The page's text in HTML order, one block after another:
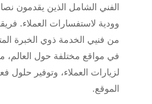
الفني الشامل الذين يقدمون
وودية لاستفسارات العملاء.
من فنيي الخدمة ذوي الخبرة
في مواقع مختلفة حول العالم،
لزيارات العملاء، وتوفير حلول
الموقع.